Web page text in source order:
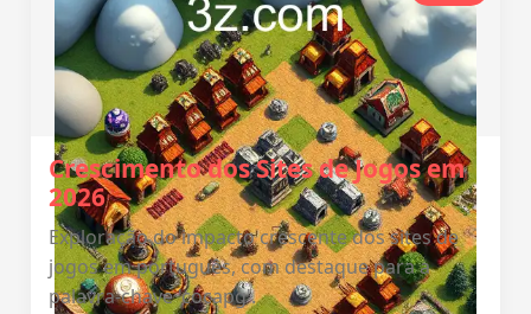
Crescimento dos Sites de Jogos em
2026
Exploração do impacto crescente dos sites de
jogos em português, com destaque para a
palavra-chave 'cocapg'.